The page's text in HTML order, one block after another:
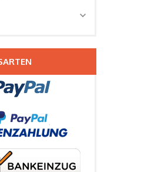
expand_more